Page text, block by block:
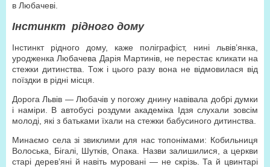
в Любачеві.
Інстинкт рідного дому
Інстинкт рідного дому, каже поліграфіст, нині львів’янка,
уродженка Любачева Дарія Мартинів, не перестає кликати на
стежки дитинства. Тож і цього разу вона не відмовилася від
поїздки в рідні місця.
Дорога Львів — Любачів у погожу днину навівала добрі думки
і наміри. В автобусі роздуми академіка Ідзя слухали зовсім
молоді, які з батьками їхали на стежки бабусиного дитинства.
Минаємо села зі звиклими для нас топонімами: Кобильниця
Волоська, Бігалі, Шутків, Опака. Назви залишилися, а церкви
старі дерев’яні й навіть муровані — не скрізь. Та й цвинтарі